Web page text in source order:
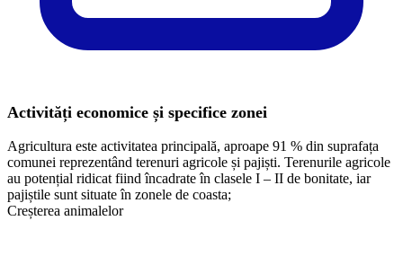
Activități economice și specifice zonei
Agricultura este activitatea principală, aproape 91 % din suprafața
comunei reprezentând terenuri agricole și pajiști. Terenurile agricole
au potențial ridicat fiind încadrate în clasele I – II de bonitate, iar
pajiștile sunt situate în zonele de coasta;
Creșterea animalelor